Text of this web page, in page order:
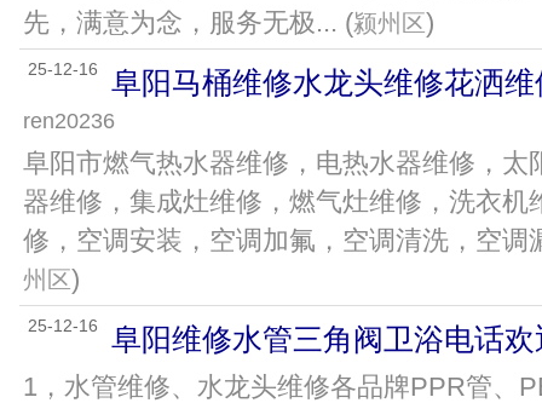
先，满意为念，服务无极... (颍州区)
25-12-16 阜阳马桶维修水龙头维修花洒
ren20236
阜阳市燃气热水器维修，电热水器维修，
器维修，集成灶维修，燃气灶维修，洗衣机
修，空调安装，空调加氟，空调清洗，空调
州区)
25-12-16 阜阳维修水管三角阀卫浴电话
1，水管维修、水龙头维修各品牌PPR管、